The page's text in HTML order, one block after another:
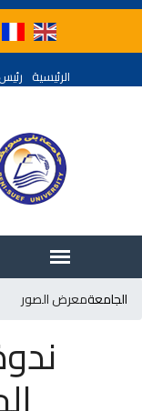
الرئيسية
الجامعةمعرض الصور